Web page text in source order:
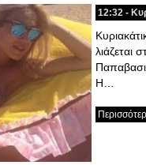
12:32 -
λιάζεται
Η…